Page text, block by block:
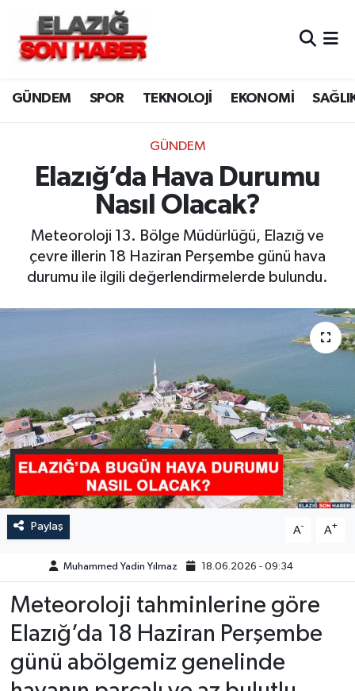
GÜNDEM SPOR TEKNOLOJİ EKONOMİ
GÜNDEM
Elazığ’da Hava Durumu
Nasıl Olacak?
Meteoroloji 13. Bölge Müdürlüğü, Elazığ ve
çevre illerin 18 Haziran Perşembe günü hava
durumu ile ilgili değerlendirmelerde bulundu.
Paylaş A- A+
Muhammed Yadin Yılmaz 18.06.2026 - 09:34
Meteoroloji tahminlerine göre
Elazığ’da 18 Haziran Perşembe
günü abölgemiz genelinde
CANLI YAYIN
ASAYİŞ
BİLİM VE TEKNOLOJİ
DÜNYA
EKONOMİ
GÜNDEM
HABERDE İNSAN
KÜLTÜR-SANAT
MAGAZİN
ÖZEL HABER
POLİTİKA
SAĞLIK
Merkez Hava Durumu
Merkez Trafik Yoğunluk Haritası
Süper Lig Puan Durumu ve Fikstür
Tüm Manşetler
Haber Arşivi